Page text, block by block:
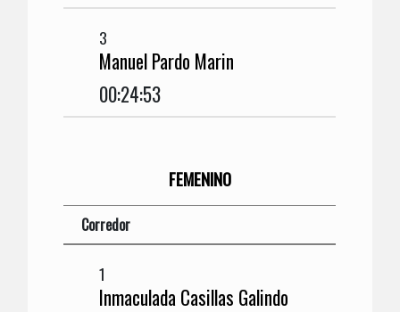
3
Manuel Pardo Marin
00:24:53
FEMENINO
Corredor
1
Inmaculada Casillas Galindo